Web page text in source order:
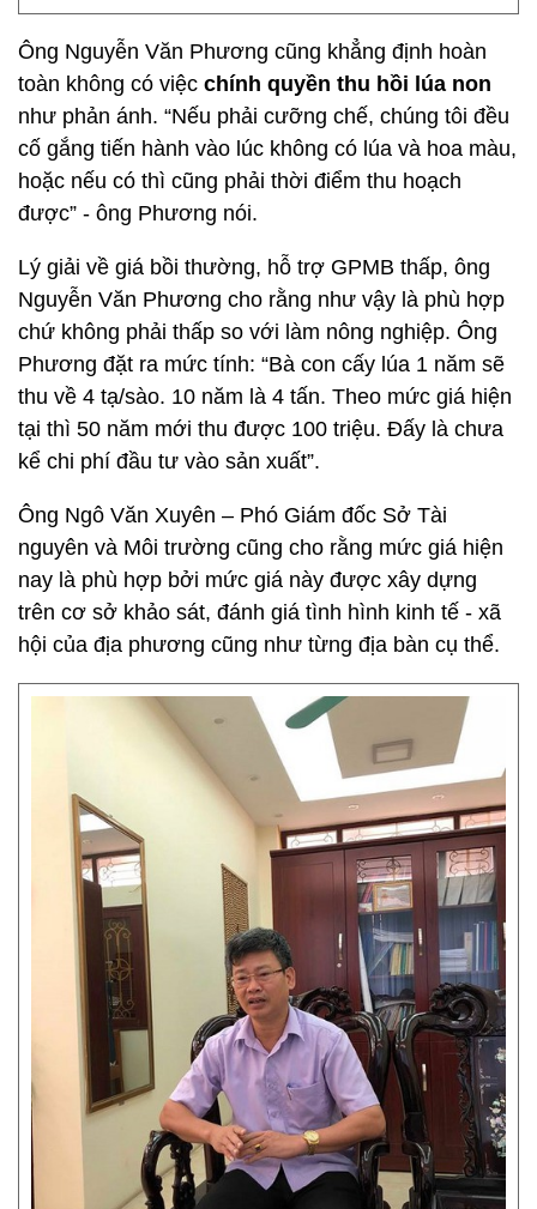
Ông Nguyễn Văn Phương cũng khẳng định hoàn
toàn không có việc chính quyền thu hồi lúa non
như phản ánh. “Nếu phải cưỡng chế, chúng tôi đều
cố gắng tiến hành vào lúc không có lúa và hoa màu,
hoặc nếu có thì cũng phải thời điểm thu hoạch
được” - ông Phương nói.
Lý giải về giá bồi thường, hỗ trợ GPMB thấp, ông
Nguyễn Văn Phương cho rằng như vậy là phù hợp
chứ không phải thấp so với làm nông nghiệp. Ông
Phương đặt ra mức tính: “Bà con cấy lúa 1 năm sẽ
thu về 4 tạ/sào. 10 năm là 4 tấn. Theo mức giá hiện
tại thì 50 năm mới thu được 100 triệu. Đấy là chưa
kể chi phí đầu tư vào sản xuất”.
Ông Ngô Văn Xuyên – Phó Giám đốc Sở Tài
nguyên và Môi trường cũng cho rằng mức giá hiện
nay là phù hợp bởi mức giá này được xây dựng
trên cơ sở khảo sát, đánh giá tình hình kinh tế - xã
hội của địa phương cũng như từng địa bàn cụ thể.